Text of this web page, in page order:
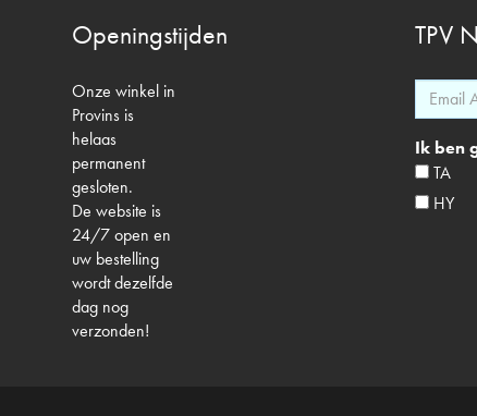
Openingstijden
Onze winkel in
Provins is
helaas
permanent
gesloten.
De website is
24/7 open en
uw bestelling
wordt dezelfde
dag nog
verzonden!
TPV
Ik ben
TA
HY